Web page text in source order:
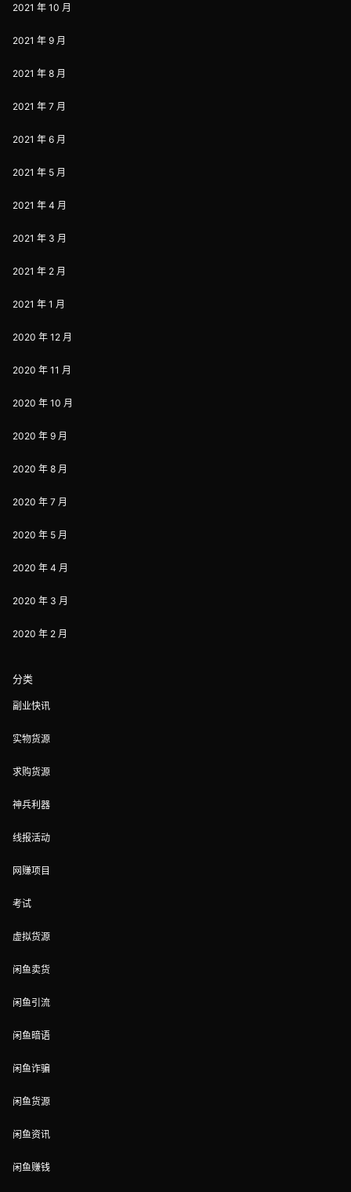
2021 年 10 月
2021 年 9 月
2021 年 8 月
2021 年 7 月
2021 年 6 月
2021 年 5 月
2021 年 4 月
2021 年 3 月
2021 年 2 月
2021 年 1 月
2020 年 12 月
2020 年 11 月
2020 年 10 月
2020 年 9 月
2020 年 8 月
2020 年 7 月
2020 年 5 月
2020 年 4 月
2020 年 3 月
2020 年 2 月
分类
副业快讯
实物货源
求购货源
神兵利器
线报活动
网赚项目
考试
虚拟货源
闲鱼卖货
闲鱼引流
闲鱼暗语
闲鱼诈骗
闲鱼货源
闲鱼资讯
闲鱼赚钱